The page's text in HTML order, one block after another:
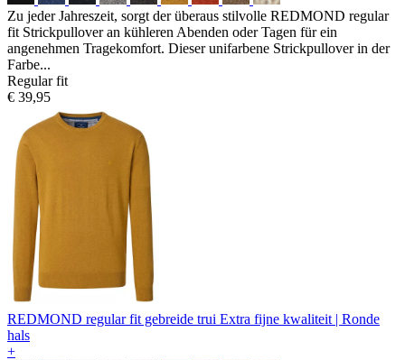
Zu jeder Jahreszeit, sorgt der überaus stilvolle REDMOND regular
fit Strickpullover an kühleren Abenden oder Tagen für ein
angenehmen Tragekomfort. Dieser unifarbene Strickpullover in der
Farbe...
Regular fit
€ 39,95
REDMOND regular fit gebreide trui Extra fijne kwaliteit | Ronde
hals
+